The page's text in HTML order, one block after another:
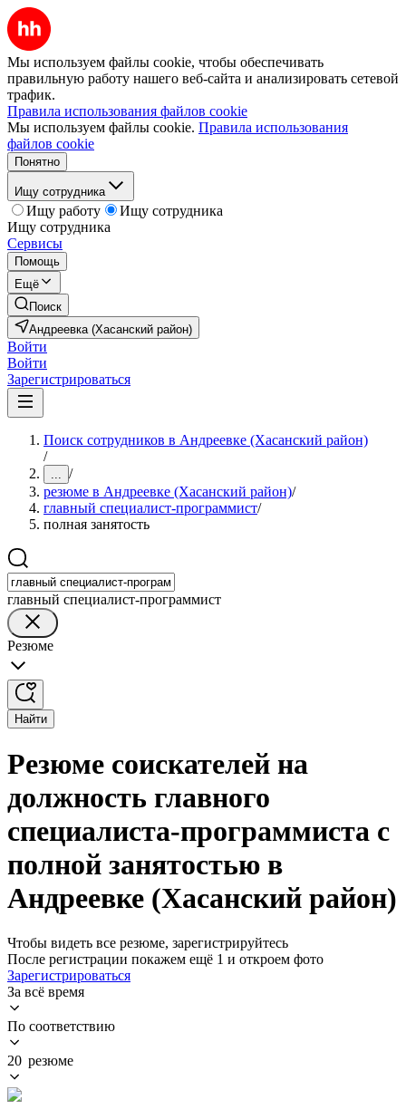
Мы используем файлы cookie, чтобы обеспечивать
правильную работу нашего веб-сайта и анализировать сетевой
трафик.
Правила использования файлов cookie
Мы используем файлы cookie. Правила использования
файлов cookie
Понятно
Ищу сотрудника
Ищу работу
Ищу сотрудника
Ищу сотрудника
Сервисы
Помощь
Ещё
Поиск
Андреевка (Хасанский район)
Войти
Войти
Зарегистрироваться
Поиск сотрудников в Андреевке (Хасанский район)
/
... /
резюме в Андреевке (Хасанский район)/
главный специалист-программист/
полная занятость
главный специалист-программист
Резюме
Найти
Резюме соискателей на
должность главного
специалиста-программиста с
полной занятостью в
Андреевке (Хасанский район)
Чтобы видеть все резюме, зарегистрируйтесь
После регистрации покажем ещё 1 и откроем фото
Зарегистрироваться
За всё время
По соответствию
20 резюме